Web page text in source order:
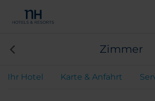
Zimmer
Ihr Hotel Karte & Anfahrt